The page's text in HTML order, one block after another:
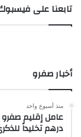
تابعنا على
أخبار صفرو
منذ أسبوع واحد
درهم تخليداً